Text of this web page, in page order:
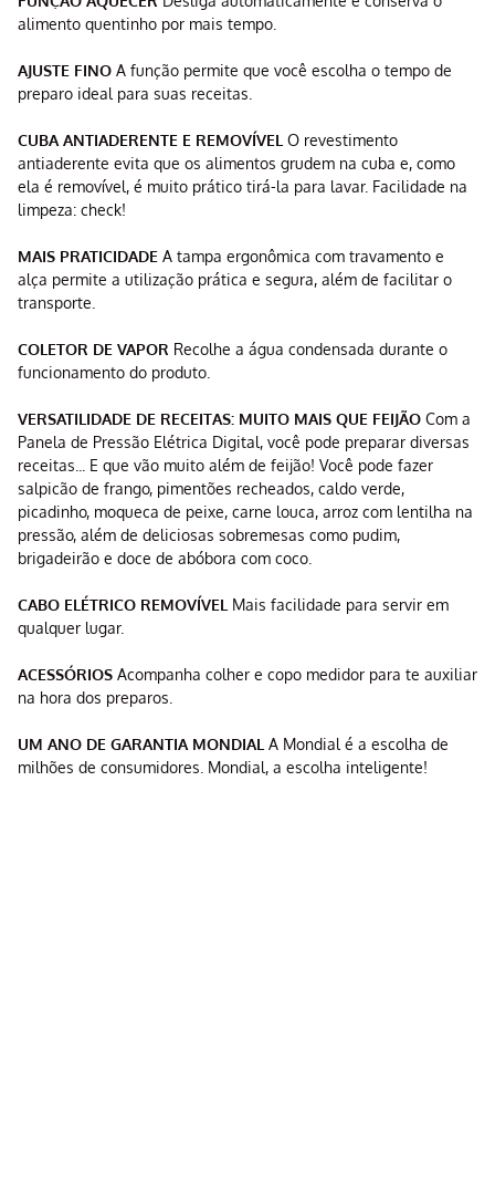
alimento quentinho por mais tempo.
AJUSTE FINO A função permite que você escolha o tempo de
preparo ideal para suas receitas.
CUBA ANTIADERENTE E REMOVÍVEL O revestimento
antiaderente evita que os alimentos grudem na cuba e, como
ela é removível, é muito prático tirá-la para lavar. Facilidade na
limpeza: check!
MAIS PRATICIDADE A tampa ergonômica com travamento e
alça permite a utilização prática e segura, além de facilitar o
transporte.
COLETOR DE VAPOR Recolhe a água condensada durante o
funcionamento do produto.
VERSATILIDADE DE RECEITAS: MUITO MAIS QUE FEIJÃO Com a
Panela de Pressão Elétrica Digital, você pode preparar diversas
receitas... E que vão muito além de feijão! Você pode fazer
salpicão de frango, pimentões recheados, caldo verde,
picadinho, moqueca de peixe, carne louca, arroz com lentilha na
pressão, além de deliciosas sobremesas como pudim,
brigadeirão e doce de abóbora com coco.
CABO ELÉTRICO REMOVÍVEL Mais facilidade para servir em
qualquer lugar.
ACESSÓRIOS Acompanha colher e copo medidor para te auxiliar
na hora dos preparos.
UM ANO DE GARANTIA MONDIAL A Mondial é a escolha de
milhões de consumidores. Mondial, a escolha inteligente!